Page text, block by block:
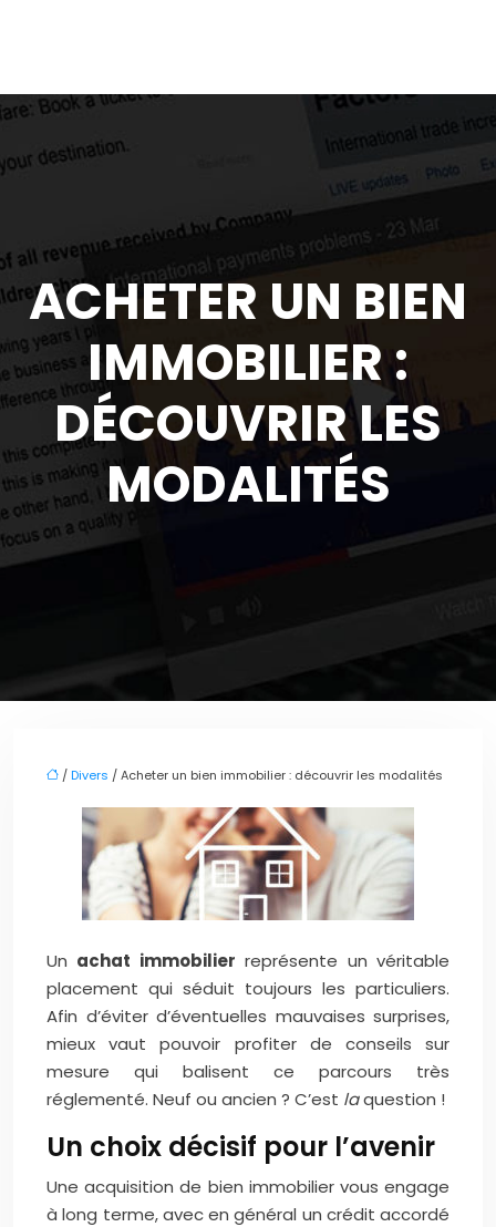
ACHETER UN BIEN
IMMOBILIER :
DÉCOUVRIR LES
MODALITÉS
/Divers / Acheter un bien immobilier : découvrir les modalités
Un achat immobilier représente un véritable
placement qui séduit toujours les particuliers.
Afin d’éviter d’éventuelles mauvaises surprises,
mieux vaut pouvoir profiter de conseils sur
mesure qui balisent ce parcours très
réglementé. Neuf ou ancien ? C’est laquestion !
Un choix décisif pour l’avenir
Une acquisition de bien immobilier vous engage
à long terme, avec en général un crédit accordé